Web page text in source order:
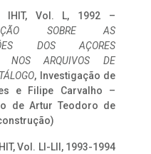
IHIT, Vol. L, 1992 –
SOBRE AS
DOS AÇORES
NOS ARQUIVOS DE
, Investigação de
e Filipe Carvalho –
de Artur Teodoro de
Vol. LI-LII, 1993-1994